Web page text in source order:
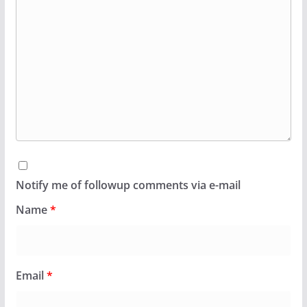
Notify me of followup comments via e-mail
Name*
Email*